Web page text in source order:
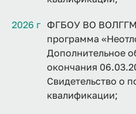
2026 г ФГБОУ ВО
программа
Дополнительное
окончания
Свидетельство о
квалификации;